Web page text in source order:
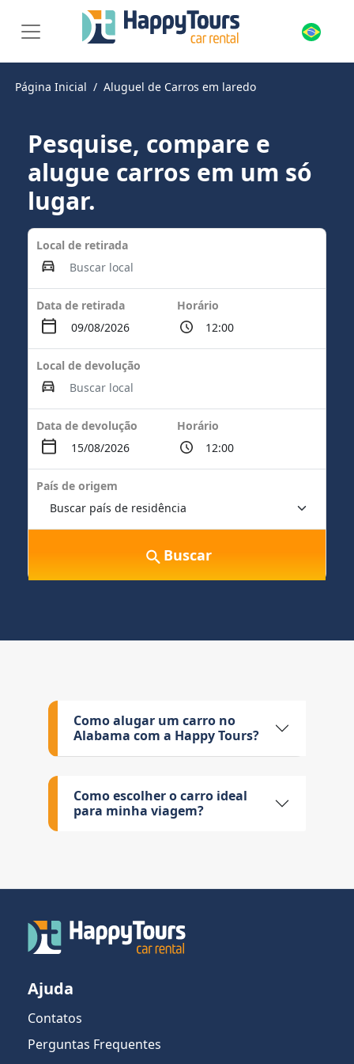
Página Inicial Aluguel de Carros em laredo
Pesquise, compare e
alugue carros em um só
lugar.
Local de retirada
Data de retirada Horário
Local de devolução
Data de devolução Horário
País de origem
Buscar
Como alugar um carro no
Alabama com a Happy Tours?
Como escolher o carro ideal
para minha viagem?
Ajuda
Contatos
Perguntas Frequentes